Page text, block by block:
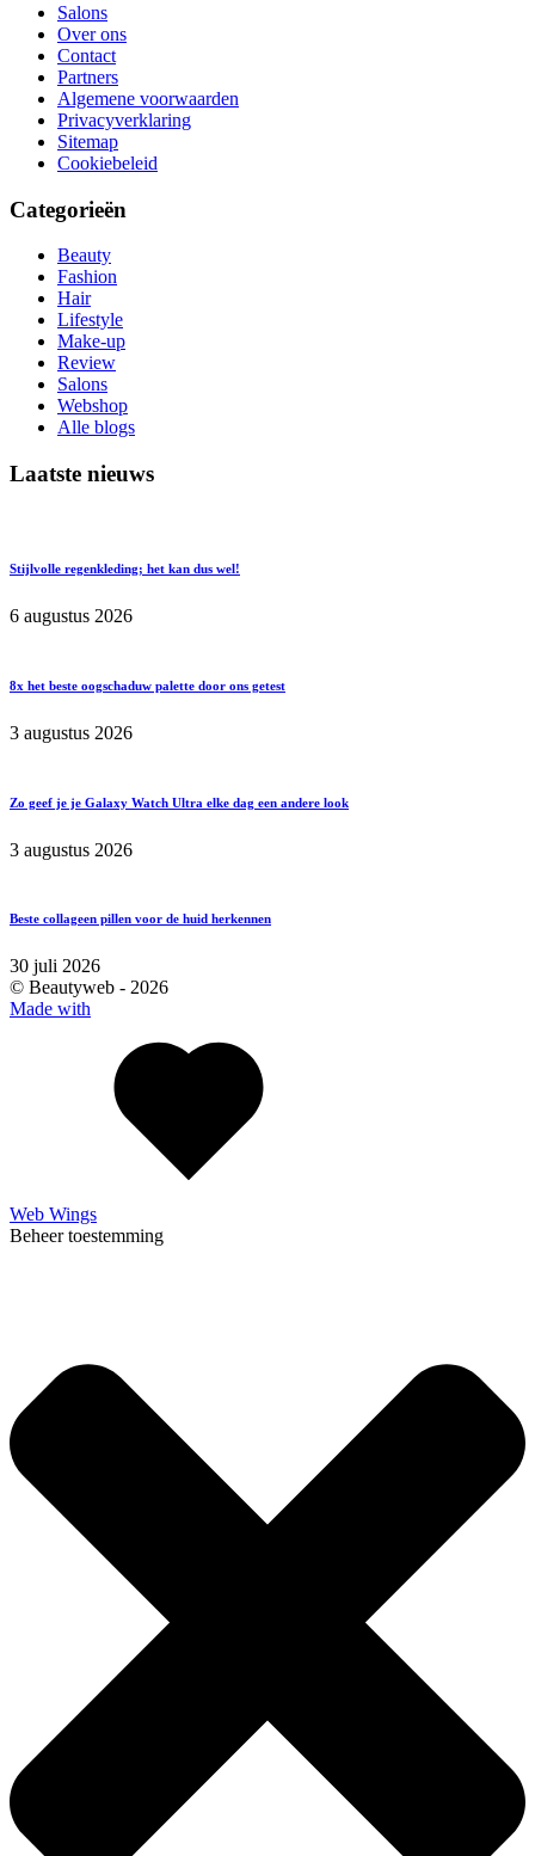
Salons
Over ons
Contact
Partners
Algemene voorwaarden
Privacyverklaring
Sitemap
Cookiebeleid
Categorieën
Beauty
Fashion
Hair
Lifestyle
Make-up
Review
Salons
Webshop
Alle blogs
Laatste nieuws
Stijlvolle regenkleding; het kan dus wel!
6 augustus 2026
8x het beste oogschaduw palette door ons getest
3 augustus 2026
Zo geef je je Galaxy Watch Ultra elke dag een andere look
3 augustus 2026
Beste collageen pillen voor de huid herkennen
30 juli 2026
© Beautyweb - 2026
Made with
Web Wings
Beheer toestemming